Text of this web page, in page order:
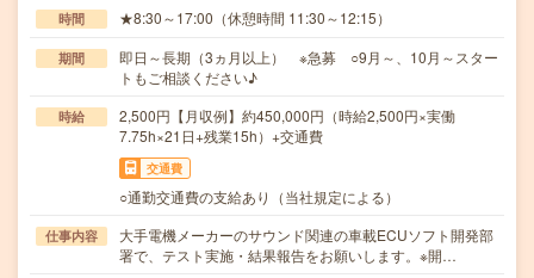
時間 ★8:30～17:00（休憩時間 11:30～12:15）
期間
即日～長期（3ヵ月以上） ※急募 ○9月～、10月～スター
トもご相談ください♪
時給
2,500円【月収例】約450,000円（時給2,500円×実働
7.75h×21日+残業15h）+交通費
交通費
○通勤交通費の支給あり（当社規定による）
仕事内容
大手電機メーカーのサウンド関連の車載ECUソフト開発部
署で、テスト実施・結果報告をお願いします。※開…